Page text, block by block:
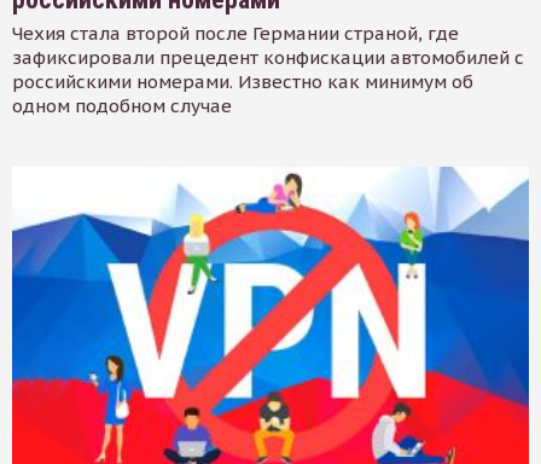
Чехия стала второй после Германии страной, где
зафиксировали прецедент конфискации автомобилей с
российскими номерами. Известно как минимум об
одном подобном случае